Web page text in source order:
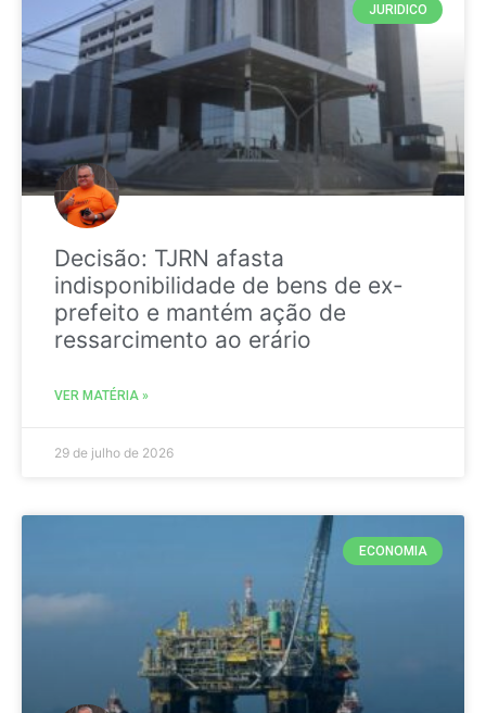
JURIDICO
Decisão: TJRN afasta
indisponibilidade de bens de ex-
prefeito e mantém ação de
ressarcimento ao erário
VER MATÉRIA »
29 de julho de 2026
ECONOMIA